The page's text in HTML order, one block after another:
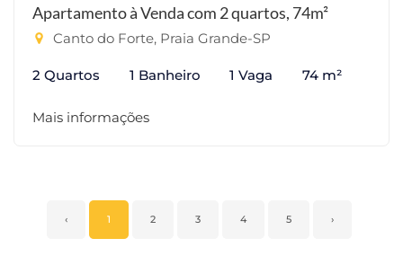
Apartamento à Venda com 2 quartos, 74m²
Canto do Forte, Praia Grande-SP
2 Quartos 1 Banheiro 1 Vaga 74 m²
Mais informações
‹ 1 2 3 4 5 ›